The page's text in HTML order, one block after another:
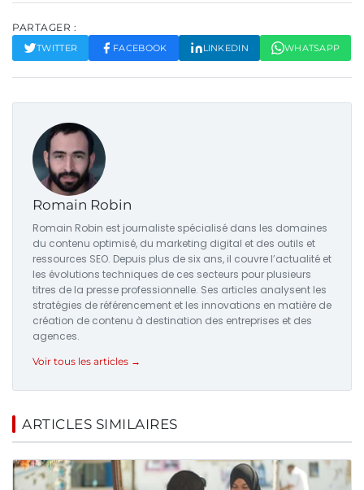
PARTAGER :
TWITTER FACEBOOK LINKEDIN WHATSAPP
Romain Robin
Romain Robin est journaliste spécialisé dans les domaines
du contenu optimisé, du marketing digital et des outils et
ressources SEO. Depuis plus de six ans, il couvre l’actualité et
les évolutions techniques de ces secteurs pour plusieurs
titres de la presse professionnelle. Ses articles analysent les
stratégies de référencement et les innovations en matière de
création de contenu à destination des entreprises et des
agences.
Voir tous les articles →
ARTICLES SIMILAIRES